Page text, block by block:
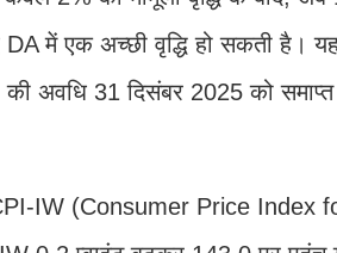
में एक अच्छी वृद्धि हो सकती है।
अवधि 31 दिसंबर 2025 को
IW (Consumer Price Index